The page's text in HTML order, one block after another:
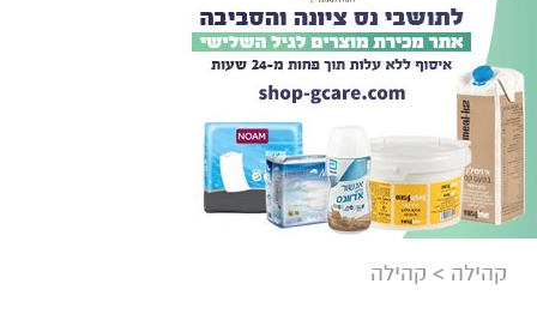
קהילה > קהילה